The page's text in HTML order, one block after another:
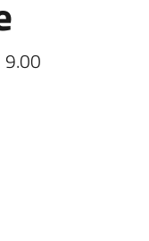
9.00